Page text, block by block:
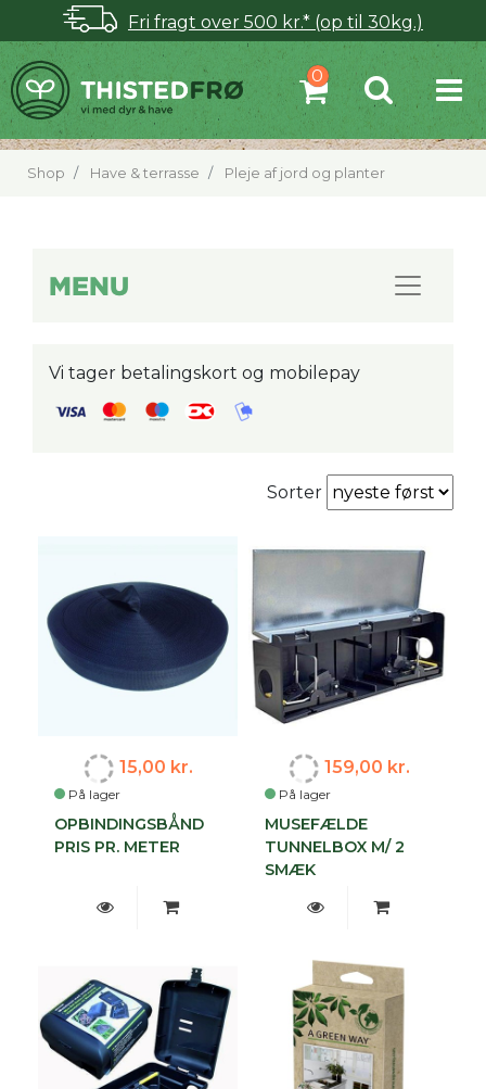
Fri fragt over 500 kr.* (op til 30kg.)
Shop Have & terrasse Pleje af jord og planter
MENU
Vi tager betalingskort og mobilepay
Sorter
På lager
15,00 kr.
OPBINDINGSBÅND
PRIS PR. METER
På lager
159,00 kr.
MUSEFÆLDE
TUNNELBOX M/ 2
SMÆK